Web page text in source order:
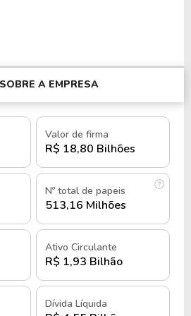
modernas de gestão e
lidera projetos inovadores,
que integram moradia
a valorização imobiliária
presentes.
de Área Bruta Locável
considerada uma large cap na
de liderança no setor
são negociadas na B3 sob o
no mercado fracionário .
A EMPRESA
Valor de firma
R$ 18,80 Bilhões
Nº total de papeis
513,16 Milhões
Ativo Circulante
R$ 1,93 Bilhão
Dívida Líquida